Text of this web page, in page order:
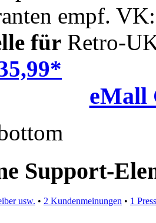
empf.
für Retro-
eMall
Support-
usw. • 2 Kundenmeinungen • 1